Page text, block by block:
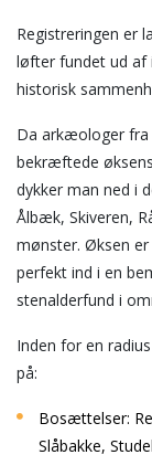
Registreringen er
løfter fundet ud af
historisk
Da arkæologer fra
bekræftede
dykker man ned i
Ålbæk, Skiveren,
mønster. Øksen er
perfekt ind i en
stenalderfund i
Inden for en
på:
Bosættelser:
Slåbakke,